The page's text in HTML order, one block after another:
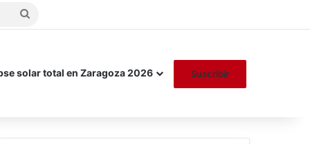
Buscar
solar total en Zaragoza 2026 Suscribir